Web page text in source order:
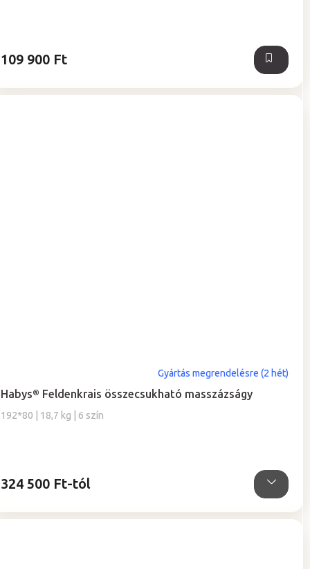
109 900 Ft
Habys® Feldenkrais összecsukható masszázságy
192*80 | 18,7 kg | 6 szín
átlagos
értékelése
Gyártás megrendelésre (2 hét)
324 500 Ft-tól